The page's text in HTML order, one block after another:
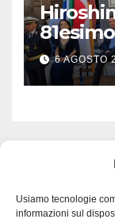
Usiamo tecnologie
informazioni sul
monito
6 AGOSTO